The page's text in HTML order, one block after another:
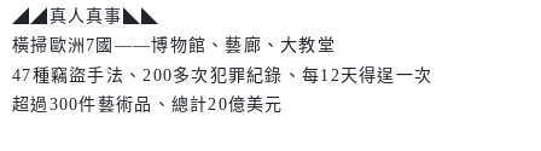
◢◢真人真事◣◣
橫掃歐洲7國——博物館、藝廊、大教堂
47種竊盜手法、200多次犯罪紀錄、每12天得逞一次
超過300件藝術品、總計20億美元